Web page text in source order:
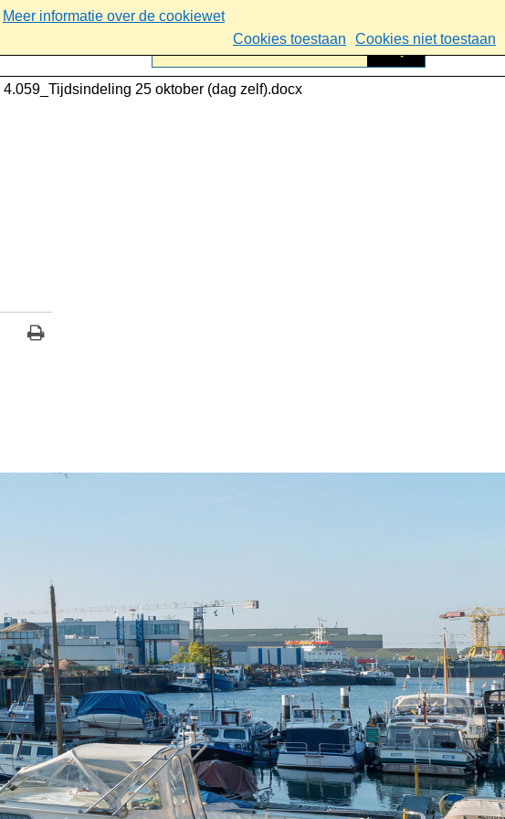
Meer informatie over de cookiewet
Cookies toestaan
Cookies niet toestaan
4.059_Tijdsindeling 25 oktober (dag zelf).docx